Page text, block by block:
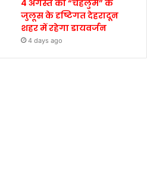
4 अगस्त को “चेहलुम” के
जुलूस के दृष्टिगत देहरादून
शहर में रहेगा डायवर्जन
4 days ago